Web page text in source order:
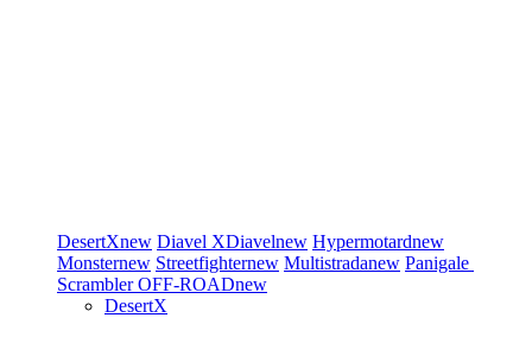
DesertXnew Diavel XDiavelnew Hypermotardnew
Monsternew Streetfighternew Multistradanew Panigale
ScramblerOFF-ROADnew
DesertX